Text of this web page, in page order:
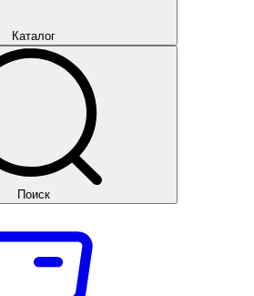
Каталог
Поиск